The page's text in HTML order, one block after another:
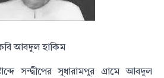
আবদুল হাকিম
সন্দ্বীপের সুধারামপুর গ্রামে আবদুল